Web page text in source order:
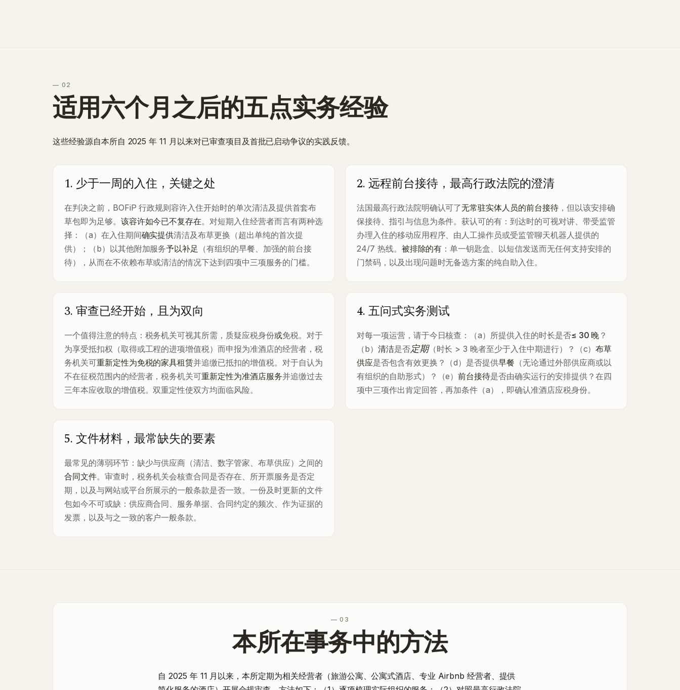
— 02
适用六个月之后的五点实务经验
这些经验源自本所自 2025 年 11 月以来对已审查项目及首批已启动争议的实践反馈。
1. 少于一周的入住，关键之处
在判决之前，BOFiP 行政规则容许入住开始时的单次清洁及提供首套布
草包即为足够。 该容许如今已不复存在。对短期入住经营者而言有两种选
择：（a）在入住期间确实提供清洁及布草更换（超出单纯的首次提
供）；（b）以其他附加服务予以补足 （有组织的早餐、加强的前台接
待），从而在不依赖布草或清洁的情况下达到四项中三项服务的门槛。
2. 远程前台接待，最高行政法院的澄清
法国最高行政法院明确认可了无常驻实体人员的前台接待，但以该安排确
保接待、指引与信息为条件。获认可的有：到达时的可视对讲、带受监管
办理入住的移动应用程序、由人工操作员或受监管聊天机器人提供的
24/7 热线。 被排除的有 ：单一钥匙盒、以短信发送而无任何支持安排的
门禁码，以及出现问题时无备选方案的纯自助入住。
3. 审查已经开始，且为双向
一个值得注意的特点：税务机关可视其所需，质疑应税身份或免税。对于
为享受抵扣权（取得或工程的进项增值税）而申报为准酒店的经营者，税
务机关可重新定性为免税的家具租赁并追缴已抵扣的增值税。对于自认为
不在征税范围内的经营者，税务机关可重新定性为准酒店服务并追缴过去
三年本应收取的增值税。双重定性使双方均面临风险。
4. 五问式实务测试
对每一项运营，请于今日核查：（a）所提供入住的时长是否≤ 30 晚 ？
（b） 清洁是否定期（时长 > 3 晚者至少于入住中期进行）？（c）布草
供应是否包含有效更换？（d）是否提供早餐 （无论通过外部供应商或以
有组织的自助形式）？（e）前台接待是否由确实运行的安排提供？在四
项中三项作出肯定回答，再加条件（a），即确认准酒店应税身份。
5. 文件材料，最常缺失的要素
最常见的薄弱环节：缺少与供应商（清洁、数字管家、布草供应）之间的
合同文件。审查时，税务机关会核查合同是否存在、所开票服务是否定
期，以及与网站或平台所展示的一般条款是否一致。一份及时更新的文件
包如今不可或缺：供应商合同、服务单据、合同约定的频次、作为证据的
发票，以及与之一致的客户一般条款。
— 03
本所在事务中的方法
自 2025 年 11 月以来，本所定期为相关经营者（旅游公寓、公寓式酒店、专业 Airbnb 经营者、提供